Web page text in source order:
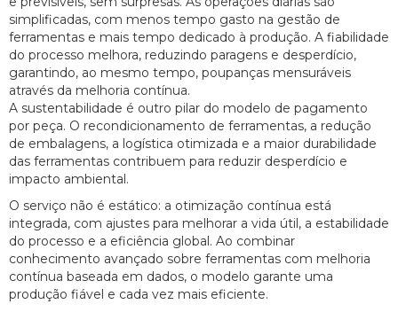
simplificadas, com menos tempo gasto na gestão de
ferramentas e mais tempo dedicado à produção. A fiabilidade
do processo melhora, reduzindo paragens e desperdício,
garantindo, ao mesmo tempo, poupanças mensuráveis
através da melhoria contínua.
A sustentabilidade é outro pilar do modelo de pagamento
por peça. O recondicionamento de ferramentas, a redução
de embalagens, a logística otimizada e a maior durabilidade
das ferramentas contribuem para reduzir desperdício e
impacto ambiental.
O serviço não é estático: a otimização contínua está
integrada, com ajustes para melhorar a vida útil, a estabilidade
do processo e a eficiência global. Ao combinar
conhecimento avançado sobre ferramentas com melhoria
contínua baseada em dados, o modelo garante uma
produção fiável e cada vez mais eficiente.